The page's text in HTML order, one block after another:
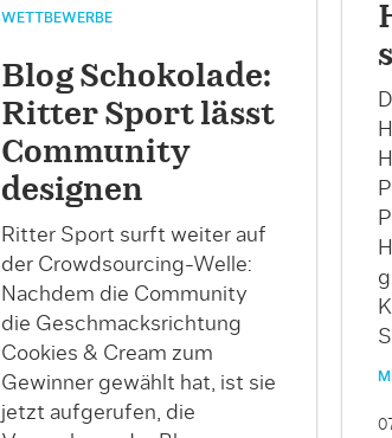
WETTBEWERBE
Blog Schokolade:
Ritter Sport lässt
Community
designen
Ritter Sport surft weiter auf
der Crowdsourcing-Welle:
Nachdem die Community
die Geschmacksrichtung
Cookies & Cream zum
Gewinner gewählt hat, ist sie
jetzt aufgerufen, die